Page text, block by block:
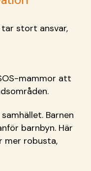
stort ansvar,
mammor att
Barnen
barnbyn. Här
mer robusta,